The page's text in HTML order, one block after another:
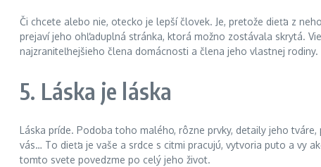
Či chcete alebo nie, otecko je lepší človek. Je, pretože dieťa z
prejaví jeho ohľaduplná stránka, ktorá možno zostávala skrytá.
najzraniteľnejšieho člena domácnosti a člena jeho vlastnej rodiny.
5. Láska je láska
Láska príde. Podoba toho malého, rôzne prvky, detaily jeho
vás… To dieťa je vaše a srdce s citmi pracujú, vytvoria puto a vy
tomto svete povedzme po celý jeho život.